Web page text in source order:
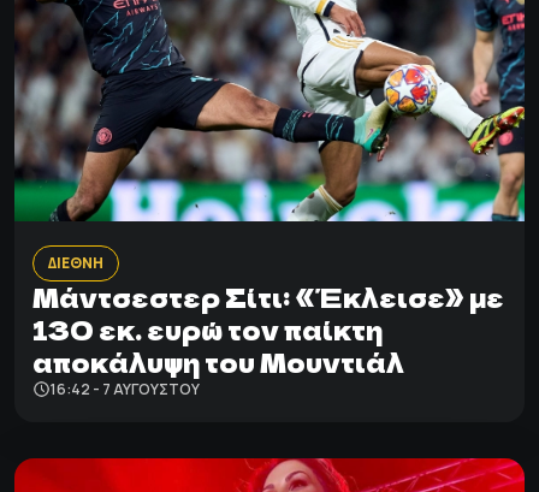
ΔΙΕΘΝΗ
Μάντσεστερ Σίτι: «Έκλεισε» με
130 εκ. ευρώ τον παίκτη
αποκάλυψη του Μουντιάλ
16:42 - 7 ΑΥΓΟΎΣΤΟΥ